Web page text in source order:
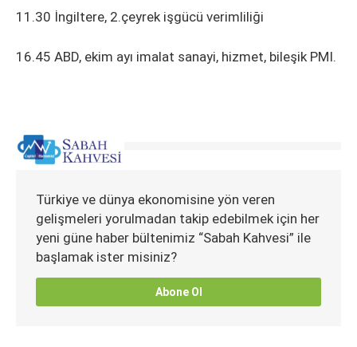
11.30 İngiltere, 2.çeyrek işgücü verimliliği
16.45 ABD, ekim ayı imalat sanayi, hizmet, bileşik PMI.
Türkiye ve dünya ekonomisine yön veren
gelişmeleri yorulmadan takip edebilmek için her
yeni güne haber bültenimiz “Sabah Kahvesi” ile
başlamak ister misiniz?
Abone Ol